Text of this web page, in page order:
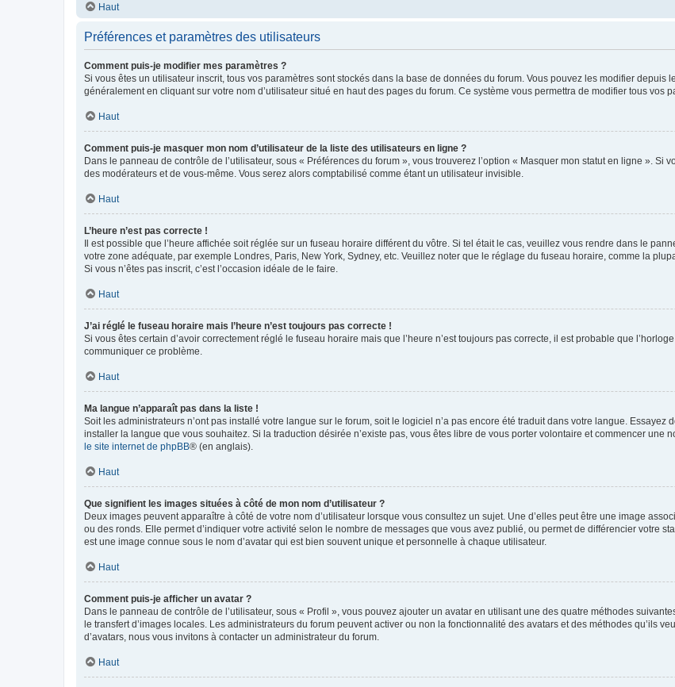
Haut
Préférences et paramètres des utilisateurs
Comment puis-je modifier mes paramètres ?
Si vous êtes un utilisateur inscrit, tous vos paramètres sont stockés dans la base de données du forum. Vous pouvez les modifier depuis
généralement en cliquant sur votre nom d’utilisateur situé en haut des pages du forum. Ce système vous permettra de modifier tous vos
Haut
Comment puis-je masquer mon nom d’utilisateur de la liste des utilisateurs en ligne ?
Dans le panneau de contrôle de l’utilisateur, sous « Préférences du forum », vous trouverez l’option « Masquer mon statut en ligne ». Si
des modérateurs et de vous-même. Vous serez alors comptabilisé comme étant un utilisateur invisible.
Haut
L’heure n’est pas correcte !
Il est possible que l’heure affichée soit réglée sur un fuseau horaire différent du vôtre. Si tel était le cas, veuillez vous rendre dans le
votre zone adéquate, par exemple Londres, Paris, New York, Sydney, etc. Veuillez noter que le réglage du fuseau horaire, comme la
Si vous n’êtes pas inscrit, c’est l’occasion idéale de le faire.
Haut
J’ai réglé le fuseau horaire mais l’heure n’est toujours pas correcte !
Si vous êtes certain d’avoir correctement réglé le fuseau horaire mais que l’heure n’est toujours pas correcte, il est probable que
communiquer ce problème.
Haut
Ma langue n’apparaît pas dans la liste !
Soit les administrateurs n’ont pas installé votre langue sur le forum, soit le logiciel n’a pas encore été traduit dans votre langue. Essayez
installer la langue que vous souhaitez. Si la traduction désirée n’existe pas, vous êtes libre de vous porter volontaire et commencer une
le site internet de phpBB® (en anglais).
Haut
Que signifient les images situées à côté de mon nom d’utilisateur ?
Deux images peuvent apparaître à côté de votre nom d’utilisateur lorsque vous consultez un sujet. Une d’elles peut être une image
ou des ronds. Elle permet d’indiquer votre activité selon le nombre de messages que vous avez publié, ou permet de différencier votre
est une image connue sous le nom d’avatar qui est bien souvent unique et personnelle à chaque utilisateur.
Haut
Comment puis-je afficher un avatar ?
Dans le panneau de contrôle de l’utilisateur, sous « Profil », vous pouvez ajouter un avatar en utilisant une des quatre méthodes
le transfert d’images locales. Les administrateurs du forum peuvent activer ou non la fonctionnalité des avatars et des méthodes qu’ils
d’avatars, nous vous invitons à contacter un administrateur du forum.
Haut